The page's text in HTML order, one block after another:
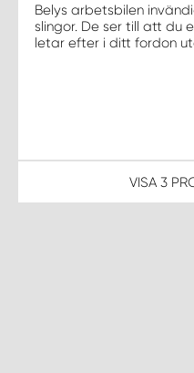
Belys arbetsbilen
slingor. De ser till att du
letar efter i ditt fordon
VISA 3